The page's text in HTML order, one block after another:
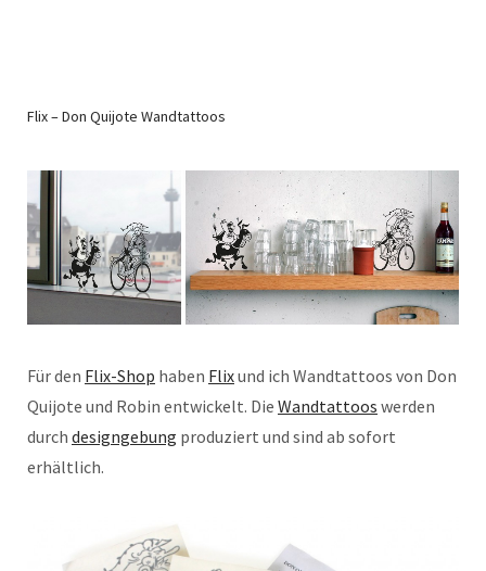
Flix – Don Quijote Wandtattoos
Für den Flix-Shop haben Flixund ich Wandtattoos von Don
Quijote und Robin entwickelt. Die Wandtattoos werden
durch designgebung produziert und sind ab sofort
erhältlich.